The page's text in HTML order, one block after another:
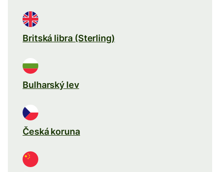
Britská libra (Sterling)
Bulharský lev
Česká koruna